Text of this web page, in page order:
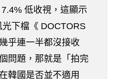
低收視，這顯示
下檔《 DOCTORS
乎連一半都沒接收
問題，那就是「拍完
韓國是否並不適用